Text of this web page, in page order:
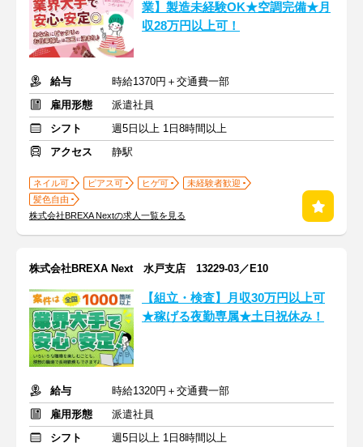
業】製造未経験OK★空調完備★月
収28万円以上可！
給与
時給1370円＋交通費一部
雇用形態
派遣社員
シフト
週5日以上 1日8時間以上
アクセス
静駅
ネイル可 ピアス可 ヒゲ可
未経験者歓迎
髪色自由
株式会社BREXA Nextの求人一覧を見る
株式会社BREXA Next 水戸支店 13229-03／E10
【組立・検査】月収30万円以上可
★稼げる夜勤専属★土日祝休み！
給与
時給1320円＋交通費一部
雇用形態
派遣社員
シフト
週5日以上 1日8時間以上